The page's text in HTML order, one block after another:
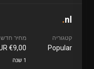
.nl
קטגוריה
Popular
מחיר חדש
€9,00 EUR
1 שנה